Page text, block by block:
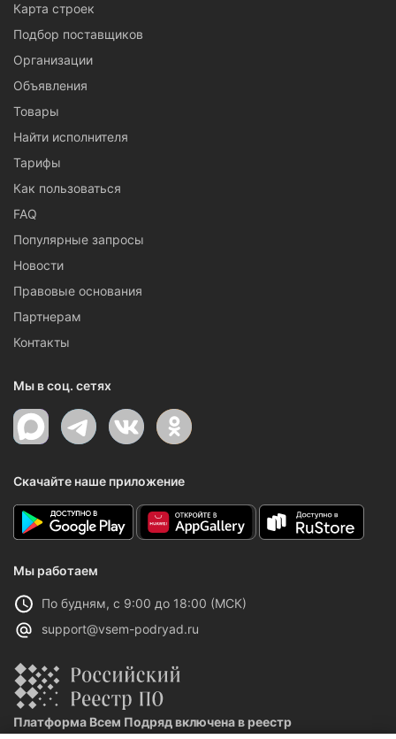
Карта строек
Подбор поставщиков
Организации
Объявления
Товары
Найти исполнителя
Тарифы
Как пользоваться
FAQ
Популярные запросы
Новости
Правовые основания
Партнерам
Контакты
Мы в соц. сетях
Скачайте наше приложение
Мы работаем
По будням, с 9:00 до 18:00 (МСК)
support@vsem-podryad.ru
Платформа Всем Подряд включена в реестр